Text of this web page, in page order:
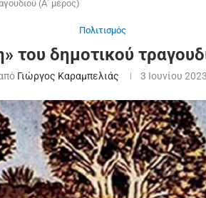
(Α΄ μέρος)
Πολιτισμός
του δημοτικού
Γιώργος Καραμπελιάς 3 Ιουνίου 2023